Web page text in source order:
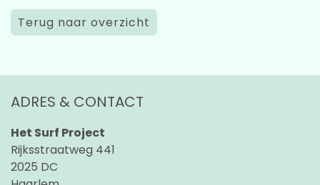
Terug naar overzicht
ADRES & CONTACT
Het Surf Project
Rijksstraatweg 441
2025 DC